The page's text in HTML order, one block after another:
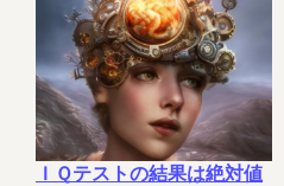
ＩＱテストの結果は絶対値